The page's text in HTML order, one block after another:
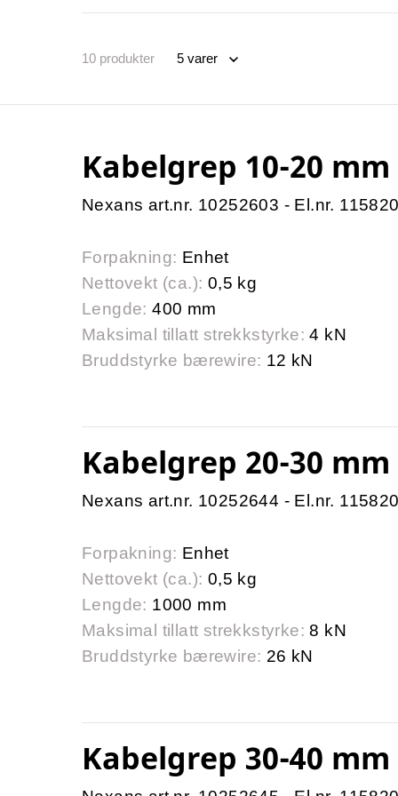
10 produkter
Kabelgrep 10-20 mm
Nexans art.nr. 10252603 - El.nr.
Forpakning: Enhet
Nettovekt (ca.): 0,5 kg
Lengde: 400 mm
Maksimal tillatt strekkstyrke: 4 kN
Bruddstyrke bærewire: 12 kN
Kabelgrep 20-30 mm
Nexans art.nr. 10252644 - El.nr.
Forpakning: Enhet
Nettovekt (ca.): 0,5 kg
Lengde: 1000 mm
Maksimal tillatt strekkstyrke: 8 kN
Bruddstyrke bærewire: 26 kN
Kabelgrep 30-40 mm